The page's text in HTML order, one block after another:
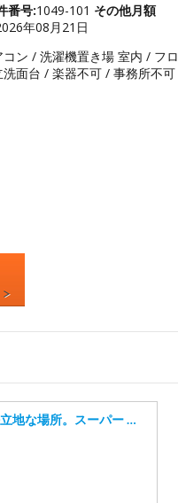
4
6
番号:1049-101 その他月額
年08月21日
ン / 洗濯機置き場 室内 / フロ
面台 / 楽器不可 / 事務所不可
地な場所。スーパー …